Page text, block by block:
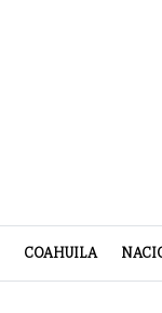
COAHUILA